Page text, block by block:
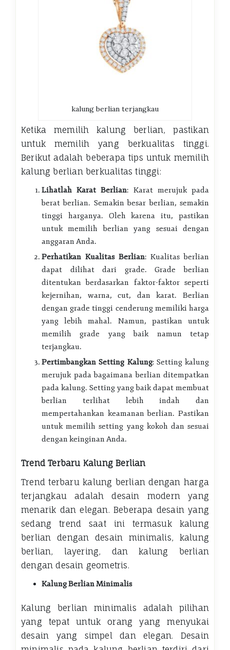
kalung berlian terjangkau
Ketika memilih kalung berlian, pastikan
untuk memilih yang berkualitas tinggi.
Berikut adalah beberapa tips untuk memilih
kalung berlian berkualitas tinggi:
Lihatlah Karat Berlian: Karat merujuk pada
berat berlian. Semakin besar berlian, semakin
tinggi harganya. Oleh karena itu, pastikan
untuk memilih berlian yang sesuai dengan
anggaran Anda.
Perhatikan Kualitas Berlian: Kualitas berlian
dapat dilihat dari grade. Grade berlian
ditentukan berdasarkan faktor-faktor seperti
kejernihan, warna, cut, dan karat. Berlian
dengan grade tinggi cenderung memiliki harga
yang lebih mahal. Namun, pastikan untuk
memilih grade yang baik namun tetap
terjangkau.
Pertimbangkan Setting Kalung: Setting kalung
merujuk pada bagaimana berlian ditempatkan
pada kalung. Setting yang baik dapat membuat
berlian terlihat lebih indah dan
mempertahankan keamanan berlian. Pastikan
untuk memilih setting yang kokoh dan sesuai
dengan keinginan Anda.
Trend Terbaru Kalung Berlian
Trend terbaru kalung berlian dengan harga
terjangkau adalah desain modern yang
menarik dan elegan. Beberapa desain yang
sedang trend saat ini termasuk kalung
berlian dengan desain minimalis, kalung
berlian, layering, dan kalung berlian
dengan desain geometris.
Kalung Berlian Minimalis
Kalung berlian minimalis adalah pilihan
yang tepat untuk orang yang menyukai
desain yang simpel dan elegan. Desain